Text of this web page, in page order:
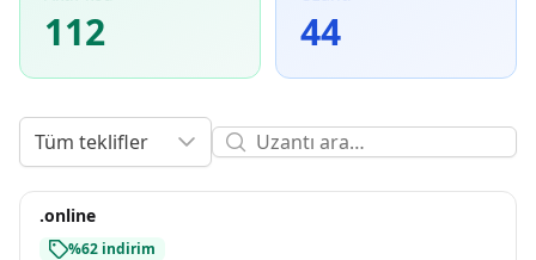
112 44
Tüm teklifler
.online
%62 indirim